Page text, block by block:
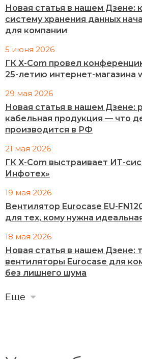
Новая статья в нашем Дзене:
систему хранения данных
для компании
5 июня 2026
ГК X-Com провел
25-летию интернет-магазина
29 мая 2026
Новая статья в нашем Дзене:
кабельная продукция — что
производится в РФ
21 мая 2026
ГК X-Com выстраивает ИТ-
Инфотех»
19 мая 2026
Вентилятор Eurocase EU-
для тех, кому нужна
18 мая 2026
Новая статья в нашем Дзене:
вентиляторы Eurocase для
без лишнего шума
Еще